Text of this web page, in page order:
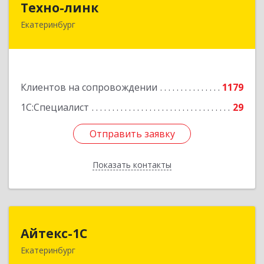
Техно-линк
Екатеринбург
Клиентов на сопровождении
1179
1С:Специалист
29
Отправить заявку
Показать контакты
620000, Свердловская обл, Екатеринбург г,
Отправить заявку
Назад
Айтекс-1С
Екатеринбург
620041, Свердловская обл, Екатеринбург г,